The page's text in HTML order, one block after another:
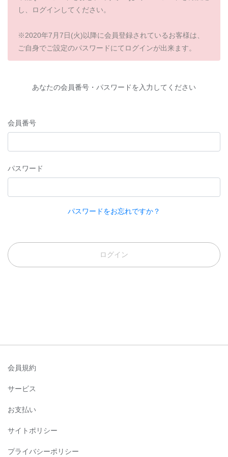
し、ログインしてください。
※2020年7月7日(火)以降に会員登録されているお客様は、
ご自身でご設定のパスワードにてログインが出来ます。
あなたの会員番号・パスワードを入力してください
会員番号
パスワード
パスワードをお忘れですか？
ログイン
会員規約
サービス
お支払い
サイトポリシー
プライバシーポリシー